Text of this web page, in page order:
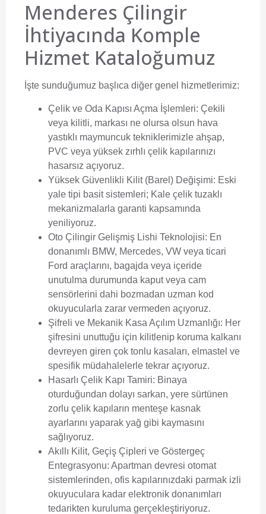
Menderes Çilingir
İhtiyacında Komple
Hizmet Kataloğumuz
İşte sunduğumuz başlıca diğer genel hizmetlerimiz:
Çelik ve Oda Kapısı Açma İşlemleri: Çekili
veya kilitli, markası ne olursa olsun hava
yastıklı maymuncuk tekniklerimizle ahşap,
PVC veya yüksek zırhlı çelik kapılarınızı
hasarsız açıyoruz.
Yüksek Güvenlikli Kilit (Barel) Değişimi: Eski
yale tipi basit sistemleri; Kale çelik tuzaklı
mekanizmalarla garanti kapsamında
yeniliyoruz.
Oto Çilingir Gelişmiş Lishi Teknolojisi: En
donanımlı BMW, Mercedes, VW veya ticari
Ford araçlarını, bagajda veya içeride
unutulma durumunda kaput veya cam
sensörlerini dahi bozmadan uzman kod
okuyucularla zarar vermeden açıyoruz.
Şifreli ve Mekanik Kasa Açılım Uzmanlığı: Her
şifresini unuttuğu için kilitlenip koruma kalkanı
devreyen giren çok tonlu kasaları, elmastel ve
spesifik müdahalelerle tekrar açıyoruz.
Hasarlı Çelik Kapı Tamiri: Binaya
oturduğundan dolayı sarkan, yere sürtünen
zorlu çelik kapıların menteşe kasnak
ayarlarını yaparak yağ gibi kaymasını
sağlıyoruz.
Akıllı Kilit, Geçiş Çipleri ve Göstergeç
Entegrasyonu: Apartman devresi otomat
sistemlerinden, ofis kapılarınızdaki parmak izli
okuyuculara kadar elektronik donanımları
tedarikten kuruluma gerçekleştiriyoruz.